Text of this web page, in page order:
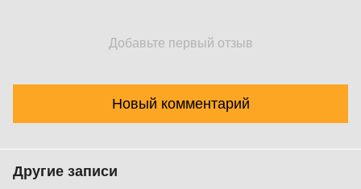
Добавьте первый отзыв
Новый комментарий
Другие записи